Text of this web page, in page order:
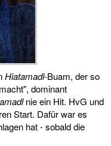
Hiatamadl-Buam, der so
dominant
nie ein Hit. HvG und
Start. Dafür war es
hat - sobald die